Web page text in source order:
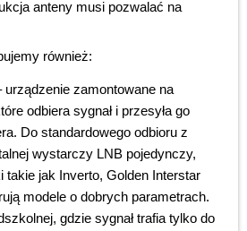
anteny musi pozwalać na
również:
urządzenie zamontowane na
odbiera sygnał i przesyła go
Do standardowego odbioru z
wystarczy LNB pojedynczy,
takie jak Inverto, Golden Interstar
modele o dobrych parametrach.
gdzie sygnał trafia tylko do